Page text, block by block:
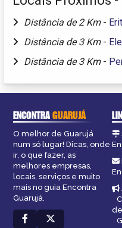
Distância de 2 Km -
Distância de 3 Km -
Distância de 3 Km -
ENCONTRAGUARUJÁ
O melhor de Guarujá
num só lugar! Dicas, onde
ir, o que fazer, as
melhores empresas,
locais, serviços e muito
mais no guia Encontra
Guarujá.